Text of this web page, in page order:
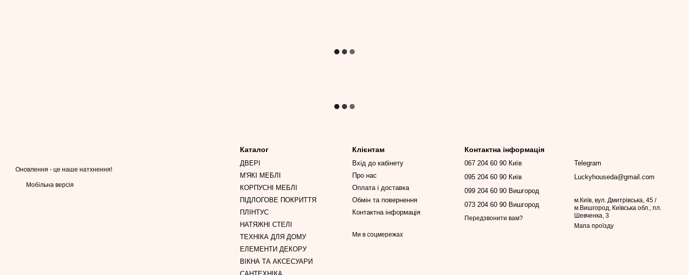
Оновлення - це наше натхнення!
Мобільна версія
Каталог
ДВЕРІ
М'ЯКІ МЕБЛІ
КОРПУСНІ МЕБЛІ
ПІДЛОГОВЕ ПОКРИТТЯ
ПЛІНТУС
НАТЯЖНІ СТЕЛІ
ТЕХНІКА ДЛЯ ДОМУ
ЕЛЕМЕНТИ ДЕКОРУ
ВІКНА ТА АКСЕСУАРИ
Клієнтам
Вхід до кабінету
Про нас
Оплата і доставка
Обмін та повернення
Контактна інформація
Ми в соцмережах
Контактна інформація
067 204 60 90 Київ
095 204 60 90 Київ
099 204 60 90 Вишгород
073 204 60 90 Вишгород
Передзвонити вам?
Telegram
Luckyhouseda@gmail.com
м.Київ, вул. Дмитрівська, 45 /
м.Вишгород, Київська обл., пл.
Шевченка, 3
Мапа проїзду